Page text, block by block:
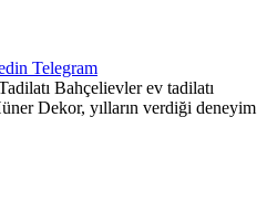
Telegram
Bahçelievler ev tadilatı
Dekor, yılların verdiği deneyim